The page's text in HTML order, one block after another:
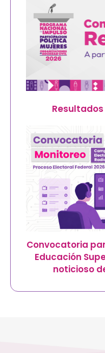
Resultados
Convocatoria
Educación
noticioso